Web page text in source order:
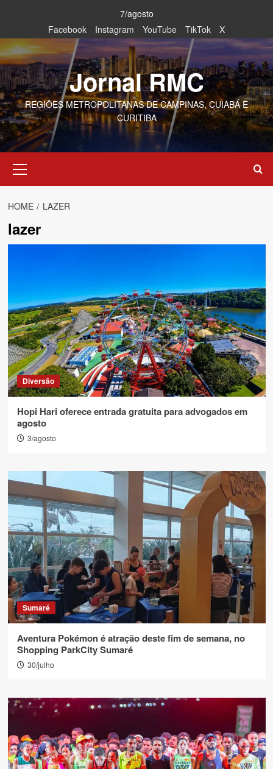
content
7/agosto
Facebook
Instagram YouTube TikTok X
Jornal RMC
REGIÕES METROPOLITANAS DE CAMPINAS, CUIABÁ E
CURITIBA
Menu
HOME LAZER
lazer
Diversão
Hopi Hari oferece entrada gratuita para advogados em
agosto
3/agosto
Sumaré
Aventura Pokémon é atração deste fim de semana, no
Shopping ParkCity Sumaré
30/julho